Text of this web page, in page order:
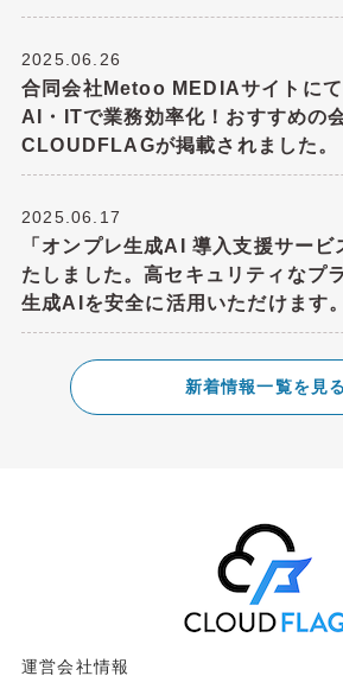
2025.06.26
合同会社Metoo MEDIAサイトにて
AI・ITで業務効率化！おすすめの
CLOUDFLAGが掲載されました。
2025.06.17
「オンプレ生成AI 導入支援サー
たしました。高セキュリティなプ
生成AIを安全に活用いただけます。
新着情報一覧を見る
運営会社情報